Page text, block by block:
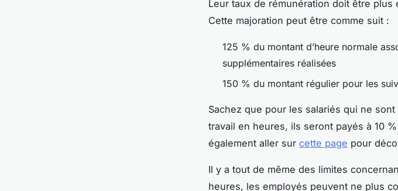
Leur taux de rémunération doit être
Cette majoration peut être comme suit :
125 % du montant d’heure normale
supplémentaires réalisées
150 % du montant régulier pour les
Sachez que pour les salariés qui ne
travail en heures, ils seront payés à 10
également aller sur cette page pour
Il y a tout de même des limites
heures, les employés peuvent ne plus